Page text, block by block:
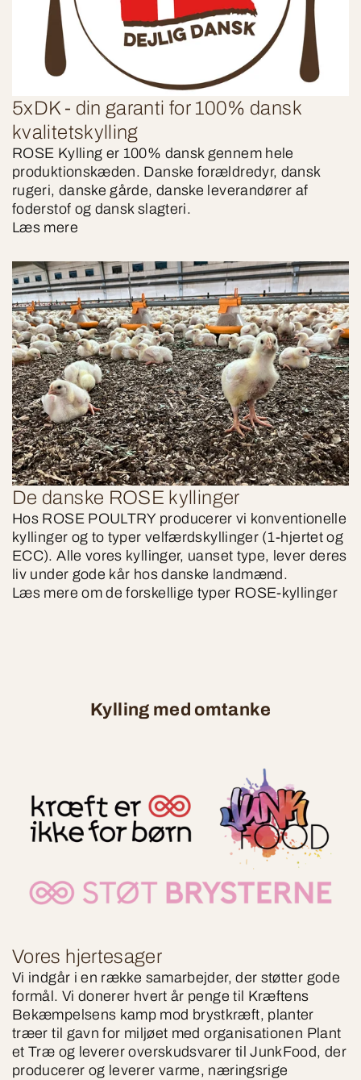
5xDK - din garanti for 100% dansk
kvalitetskylling
ROSE Kylling er 100% dansk gennem hele
produktionskæden. Danske forældredyr, dansk
rugeri, danske gårde, danske leverandører af
foderstof og dansk slagteri.
Læs mere
De danske ROSE kyllinger
Hos ROSE POULTRY producerer vi konventionelle
kyllinger og to typer velfærdskyllinger (1-hjertet og
ECC). Alle vores kyllinger, uanset type, lever deres
liv under gode kår hos danske landmænd.
Læs mere om de forskellige typer ROSE-kyllinger
Kylling med omtanke
Vores hjertesager
Vi indgår i en række samarbejder, der støtter gode
formål. Vi donerer hvert år penge til Kræftens
Bekæmpelsens kamp mod brystkræft, planter
træer til gavn for miljøet med organisationen Plant
et Træ og leverer overskudsvarer til JunkFood, der
producerer og leverer varme, næringsrige